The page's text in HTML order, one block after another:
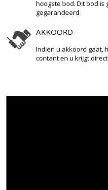
hoogste bod. Dit bod is
gegarandeerd.
AKKOORD
Indien u akkoord gaat,
contant en u krijgt